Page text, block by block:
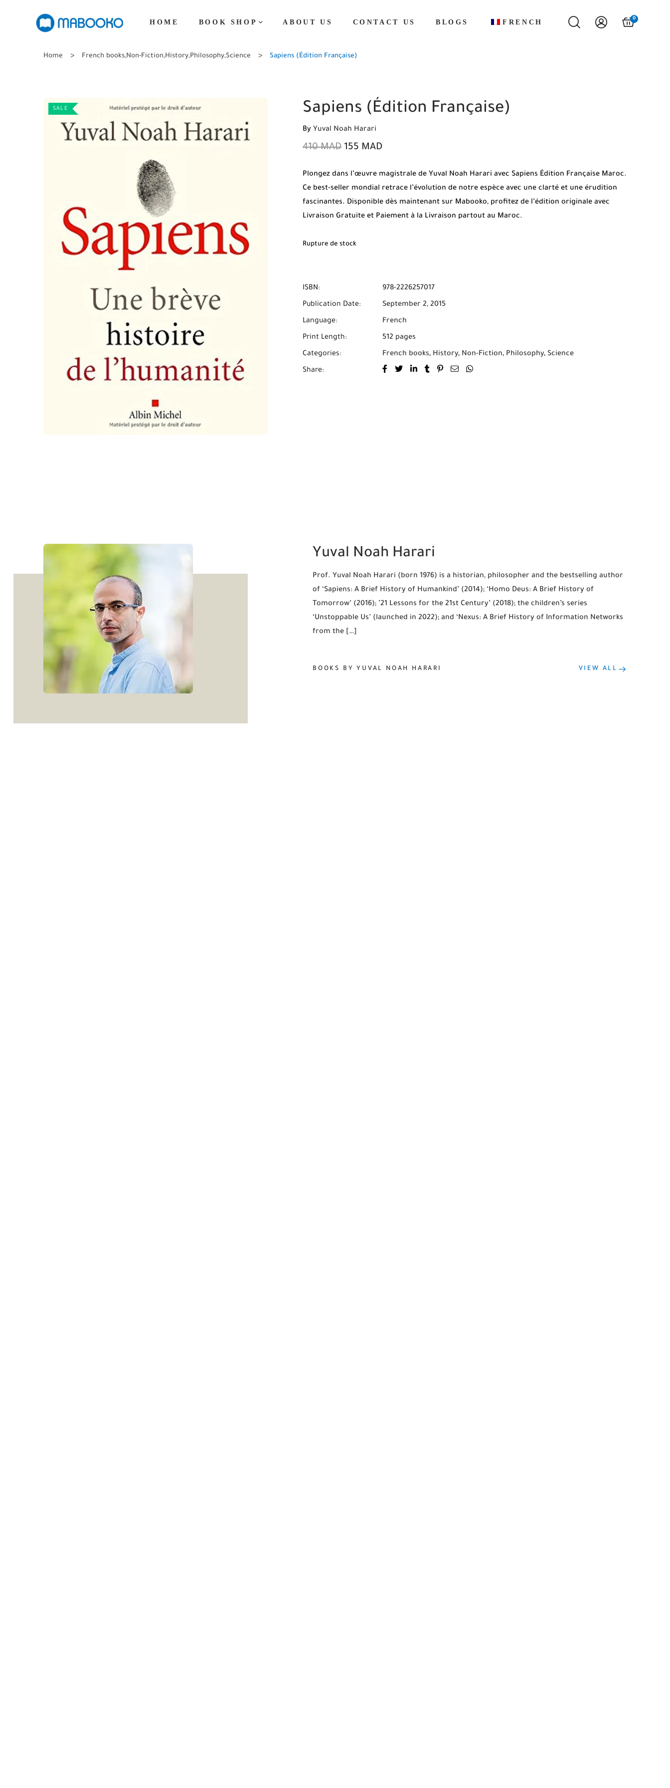
HOME BOOK SHOP ABOUT US CONTACT US BLOGS FRENCH 0
Home French books,Non-Fiction,History,Philosophy,Science Sapiens (Édition Française)
SALE Sapiens (Édition Française)
By Yuval Noah Harari
410MAD 155 MAD
Plongez dans l’œuvre magistrale de Yuval Noah Harari avec Sapiens Édition Française Maroc.
Ce best-seller mondial retrace l’évolution de notre espèce avec une clarté et une érudition
fascinantes. Disponible dès maintenant sur Mabooko, profitez de l’édition originale avec
Livraison Gratuite et Paiement à la Livraison partout au Maroc.
Rupture de stock
ISBN: 978-2226257017
Publication Date: September 2, 2015
Language: French
Print Length: 512 pages
Categories: French books, History, Non-Fiction, Philosophy, Science
Share:
Yuval Noah Harari
Prof. Yuval Noah Harari (born 1976) is a historian, philosopher and the bestselling author
of ‘Sapiens: A Brief History of Humankind’ (2014); ‘Homo Deus: A Brief History of
Tomorrow’ (2016); ’21 Lessons for the 21st Century’ (2018); the children’s series
‘Unstoppable Us’ (launched in 2022); and ‘Nexus: A Brief History of Information Networks
from the […]
BOOKS BY YUVAL NOAH HARARI VIEW ALL